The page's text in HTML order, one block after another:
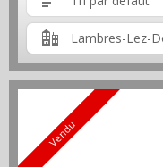
Lambres-Lez-
Vendu